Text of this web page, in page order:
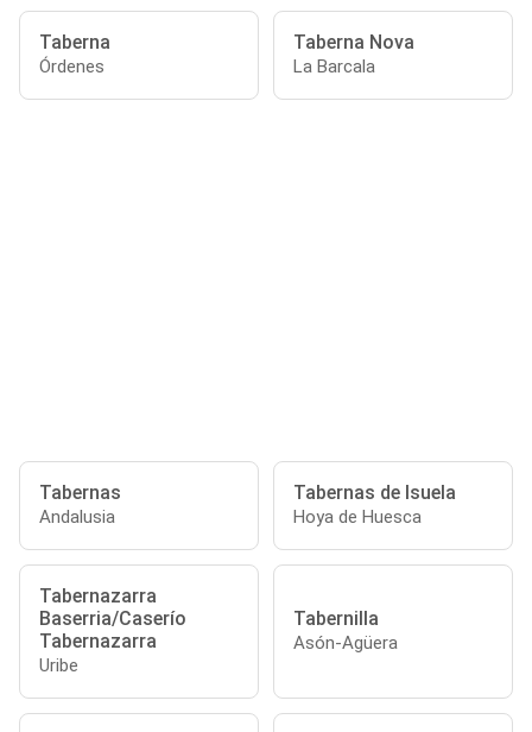
Taberna
Órdenes
Taberna Nova
La Barcala
Tabernas
Andalusia
Tabernas de Isuela
Hoya de Huesca
Tabernazarra
Baserria/Caserío
Tabernazarra
Uribe
Tabernilla
Asón-Agüera